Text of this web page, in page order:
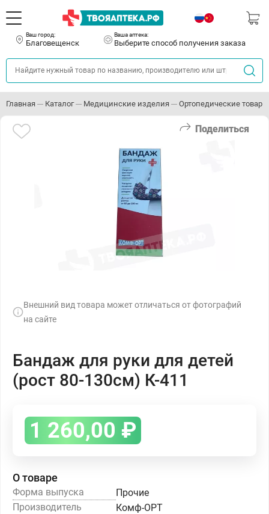
Ваш город:
Благовещенск
Ваша аптека:
Выберите способ получения заказа
Главная Каталог Медицинские изделия Ортопедические товары
Поделиться
Внешний вид товара может отличаться от фотографий
на сайте
Бандаж для руки для детей
(рост 80-130см) К-411
1 260,00 ₽
О товаре
Форма выпуска
Прочие
Производитель
Комф-ОРТ